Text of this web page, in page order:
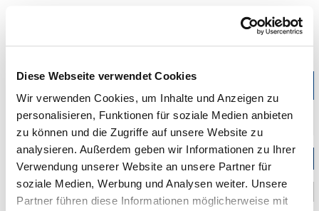
Diese Webseite verwendet Cookies
Wir verwenden Cookies, um Inhalte und Anzeigen zu
personalisieren, Funktionen für soziale Medien anbieten
zu können und die Zugriffe auf unsere Website zu
analysieren. Außerdem geben wir Informationen zu Ihrer
Verwendung unserer Website an unsere Partner für
soziale Medien, Werbung und Analysen weiter. Unsere
Partner führen diese Informationen möglicherweise mit
Startseite
Über uns DEHOGA vor Ort Ostfriesland
Kreisverbände